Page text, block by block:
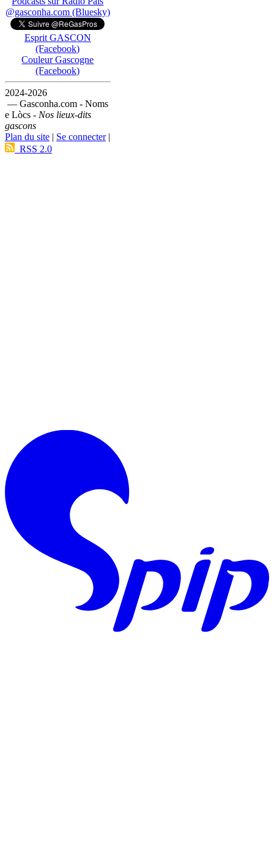
@gasconha.com (Bluesky)
Esprit GASCON
(Facebook)
Couleur Gascogne
(Facebook)
2024-2026
— Gasconha.com - Noms
e Lòcs - Nos lieux-dits
gascons
Plan du site | Se connecter|
RSS 2.0